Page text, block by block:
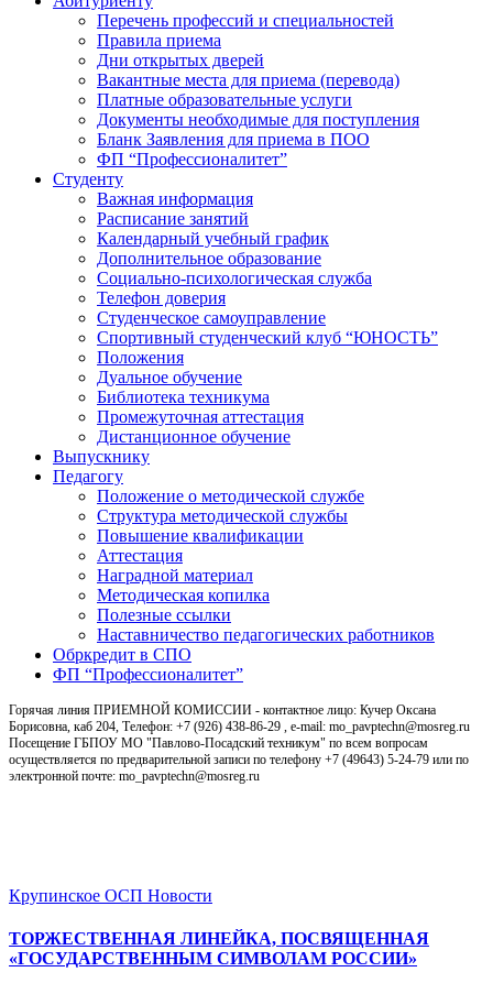
Перечень профессий и специальностей
Правила приема
Дни открытых дверей
Вакантные места для приема (перевода)
Платные образовательные услуги
Документы необходимые для поступления
Бланк Заявления для приема в ПОО
ФП “Профессионалитет”
Студенту
Важная информация
Расписание занятий
Календарный учебный график
Дополнительное образование
Социально-психологическая служба
Телефон доверия
Студенческое самоуправление
Спортивный студенческий клуб “ЮНОСТЬ”
Положения
Дуальное обучение
Библиотека техникума
Промежуточная аттестация
Дистанционное обучение
Выпускнику
Педагогу
Положение о методической службе
Структура методической службы
Повышение квалификации
Аттестация
Наградной материал
Методическая копилка
Полезные ссылки
Наставничество педагогических работников
Обркредит в СПО
ФП “Профессионалитет”
Горячая линия ПРИЕМНОЙ КОМИССИИ - контактное лицо: Кучер Оксана
Борисовна, каб 204, Телефон: +7 (926) 438-86-29 , e-mail: mo_pavptechn@mosreg.ru
Посещение ГБПОУ МО "Павлово-Посадский техникум" по всем вопросам
осуществляется по предварительной записи по телефону +7 (49643) 5-24-79 или по
электронной почте: mo_pavptechn@mosreg.ru
Крупинское ОСП Новости
ТОРЖЕСТВЕННАЯ ЛИНЕЙКА, ПОСВЯЩЕННАЯ
«ГОСУДАРСТВЕННЫМ СИМВОЛАМ РОССИИ»